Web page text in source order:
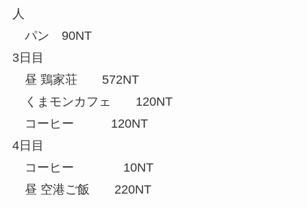
人
パン 90NT
3日目
昼 鶏家荘 572NT
くまモンカフェ 120NT
コーヒー 120NT
4日目
コーヒー 10NT
昼 空港ご飯 220NT